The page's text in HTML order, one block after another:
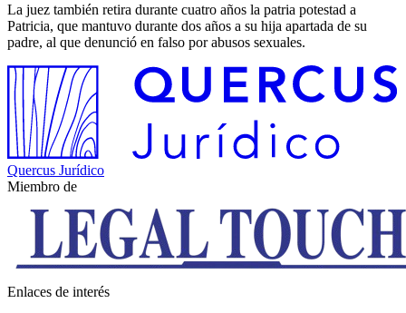
La juez también retira durante cuatro años la patria potestad a
Patricia, que mantuvo durante dos años a su hija apartada de su
padre, al que denunció en falso por abusos sexuales.
Quercus Jurídico
Miembro de
Enlaces de interés